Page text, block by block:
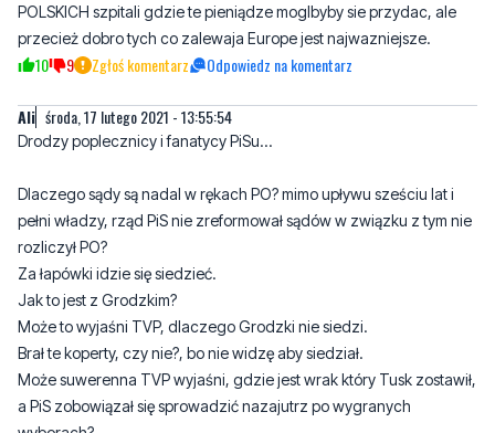
POLSKICH szpitali gdzie te pieniądze moglbyby sie przydac, ale
przecież dobro tych co zalewaja Europe jest najwazniejsze.
10 9 Zgłoś komentarz Odpowiedz na komentarz
AIi środa, 17 lutego 2021 - 13:55:54
Drodzy poplecznicy i fanatycy PiSu...
Dlaczego sądy są nadal w rękach PO? mimo upływu sześciu lat i
pełni władzy, rząd PiS nie zreformował sądów w związku z tym nie
rozliczył PO?
Za łapówki idzie się siedzieć.
Jak to jest z Grodzkim?
Może to wyjaśni TVP, dlaczego Grodzki nie siedzi.
Brał te koperty, czy nie?, bo nie widzę aby siedział.
Może suwerenna TVP wyjaśni, gdzie jest wrak który Tusk zostawił,
a PiS zobowiązał się sprowadzić nazajutrz po wygranych